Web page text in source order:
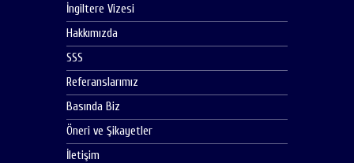
İngiltere Vizesi
Hakkımızda
SSS
Referanslarımız
Basında Biz
Öneri ve Şikayetler
İletişim